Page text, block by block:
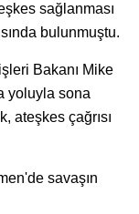
sağlanması
bulunmuştu.
Bakanı Mike
yoluyla sona
ateşkes çağrısı
savaşın